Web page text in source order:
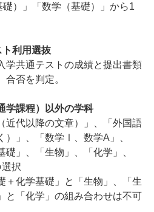
）」「数学（基礎）」から1
利用選抜
学共通テストの成績と提出書類
合否を判定。
学課程）以外の学科
近代以降の文章）」、「外国語
）」、「数学Ⅰ、数学A」、
礎」、「生物」、「化学」、
択
＋化学基礎」と「生物」、「生
と「化学」の組み合わせは不可